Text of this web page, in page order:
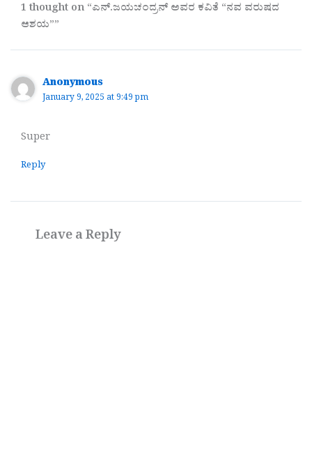
1 thought on “ಎನ್.ಜಯಚಂದ್ರನ್ ಅವರ ಕವಿತೆ “ನವ ವರುಷದ
ಆಶಯ””
Anonymous
January 9, 2025 at 9:49 pm
Super
Reply
Leave a Reply